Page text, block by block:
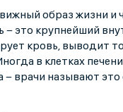
образ жизни и
− это крупнейший
кровь, выводит
в клетках
− врачи называют это